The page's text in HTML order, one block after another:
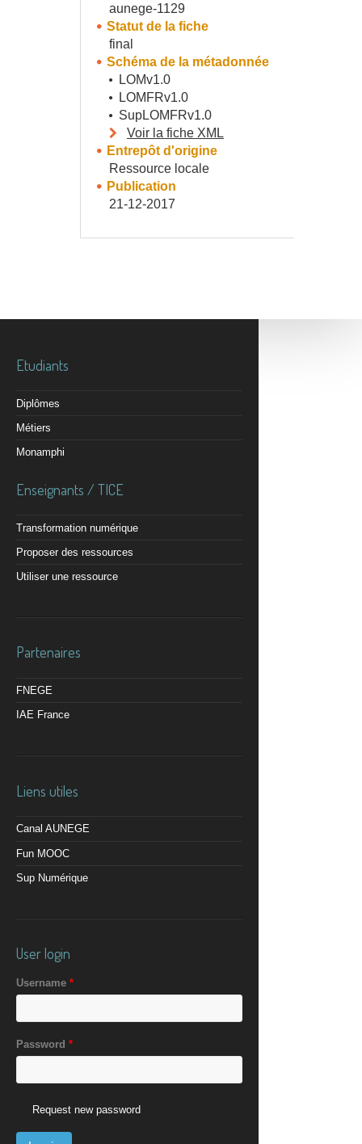
aunege-1129
Statut de la fiche
final
Schéma de la métadonnée
LOMv1.0
LOMFRv1.0
SupLOMFRv1.0
Voir la fiche XML
Entrepôt d'origine
Ressource locale
Publication
21-12-2017
Etudiants
Diplômes
Métiers
Monamphi
Enseignants / TICE
Transformation numérique
Proposer des ressources
Utiliser une ressource
Partenaires
FNEGE
IAE France
Liens utiles
Canal AUNEGE
Fun MOOC
Sup Numérique
User login
Username *
Password *
Request new password